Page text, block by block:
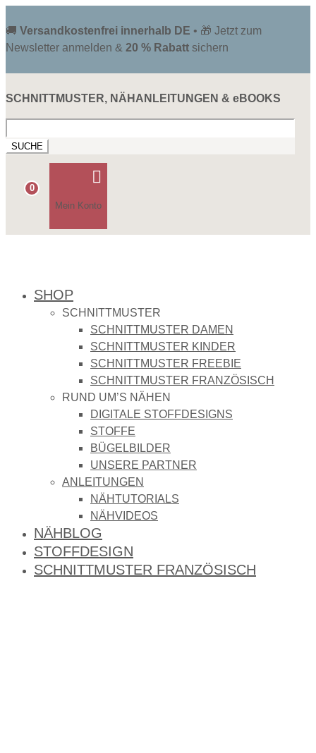
🚚 Versandkostenfrei innerhalb DE • 🎁 Jetzt zum
Newsletter anmelden & 20 % Rabatt sichern
SCHNITTMUSTER, NÄHANLEITUNGEN & eBOOKS
nach:
0

Mein Konto
SHOP
SCHNITTMUSTER
SCHNITTMUSTER DAMEN
SCHNITTMUSTER KINDER
SCHNITTMUSTER FREEBIE
SCHNITTMUSTER FRANZÖSISCH
RUND UM’S NÄHEN
DIGITALE STOFFDESIGNS​
STOFFE
BÜGELBILDER
UNSERE PARTNER
ANLEITUNGEN
NÄHTUTORIALS
NÄHVIDEOS
NÄHBLOG
STOFFDESIGN
SCHNITTMUSTER FRANZÖSISCH